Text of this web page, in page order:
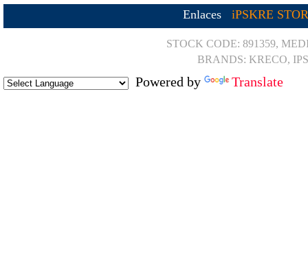
Enlaces iPSKRE
STOCK CODE: 891359,
BRANDS: KRECO,
Powered by Translate